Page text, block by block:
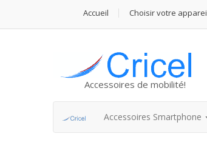
Accueil Choisir votre
Accessoires de mobilité!
Accessoires Smartphone